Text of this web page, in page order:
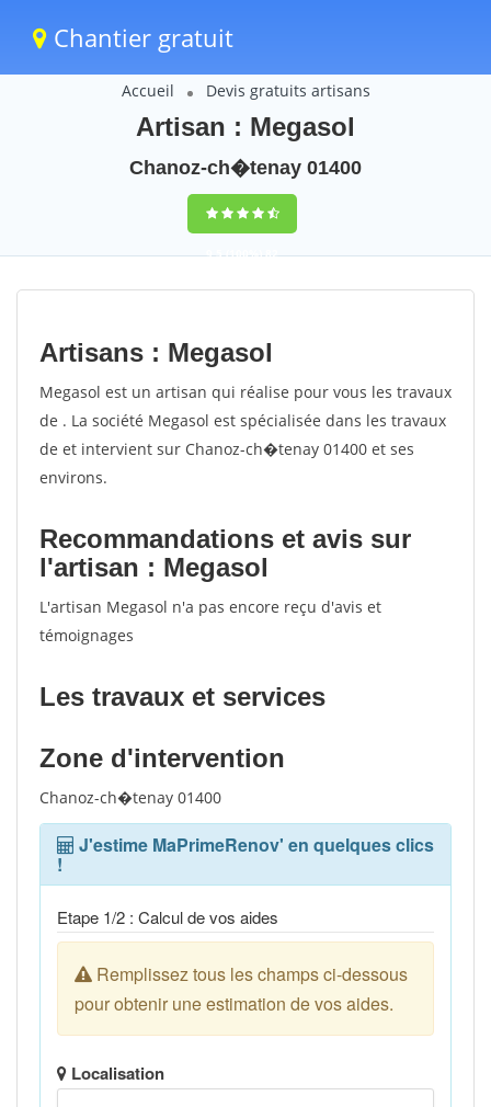
Chantier gratuit
Accueil Devis gratuits artisans
Artisan : Megasol
Chanoz-ch�tenay 01400
9,5(100%)82
votes
Artisans : Megasol
Megasol est un artisan qui réalise pour vous les travaux
de . La société Megasol est spécialisée dans les travaux
de et intervient sur Chanoz-ch�tenay 01400 et ses
environs.
Recommandations et avis sur
l'artisan : Megasol
L'artisan Megasol n'a pas encore reçu d'avis et
témoignages
Les travaux et services
Zone d'intervention
Chanoz-ch�tenay 01400